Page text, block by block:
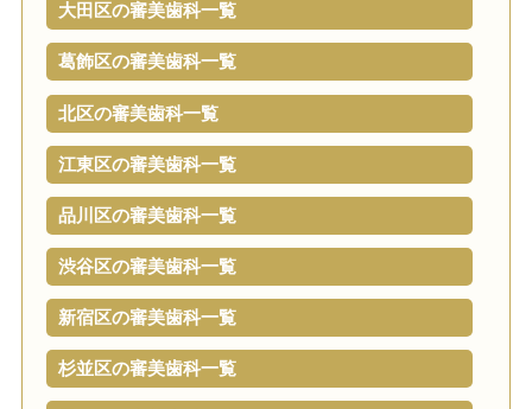
大田区の審美歯科一覧
葛飾区の審美歯科一覧
北区の審美歯科一覧
江東区の審美歯科一覧
品川区の審美歯科一覧
渋谷区の審美歯科一覧
新宿区の審美歯科一覧
杉並区の審美歯科一覧